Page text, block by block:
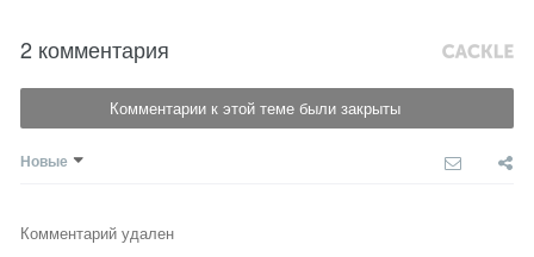
2 комментария
Комментарии к этой теме были закрыты
Новые
Комментарий удален